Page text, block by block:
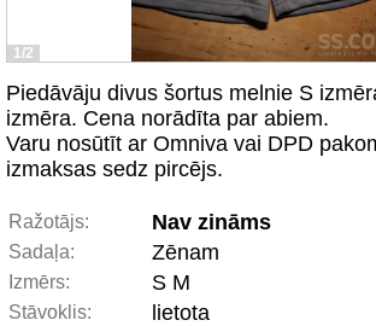
1/2
Piedāvāju divus šortus melnie S
izmēra. Cena norādīta par abiem.
Varu nosūtīt ar Omniva vai DPD
izmaksas sedz pircējs.
Ražotājs: Nav zināms
Sadaļa: Zēnam
Izmērs: S M
Stāvoklis: lietota